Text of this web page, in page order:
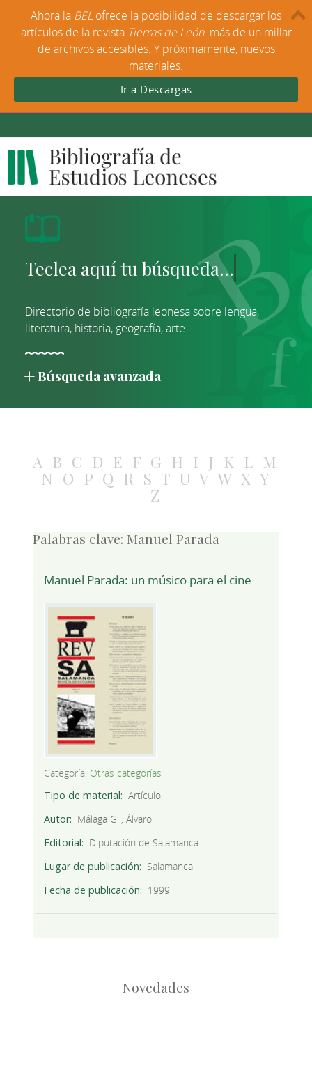
Directorio de bibliografía leonesa sobre lengua,
literatura, historia, geografía, arte...
Búsqueda avanzada
A B C D E F G H I J K L M
N O P Q R S T U V W X Y
Z
Palabras clave: Manuel Parada
Manuel Parada: un músico para el cine
Categoría: Otras categorías
Tipo de material
Artículo
Autor
Málaga Gil, Álvaro
Editorial
Diputación de Salamanca
Lugar de publicación
Salamanca
Fecha de publicación
1999
Novedades
Ahora la BEL ofrece la posibilidad de descargar los
artículos de la revista Tierras de León: más de un millar
de archivos accesibles. Y próximamente, nuevos
materiales.
Ir a Descargas